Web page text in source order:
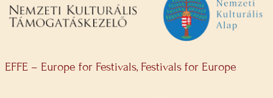
EFFE – Europe for Festivals, Festivals for Europe